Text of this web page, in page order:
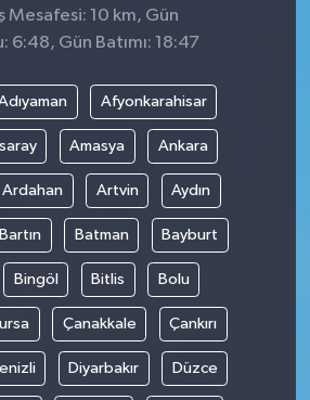
Mesafesi: 10 km, Gün
6:48, Gün Batımı: 18:47
Afyonkarahisar
Amasya Ankara
Ardahan Artvin Aydın
Bartın Batman Bayburt
Bingöl Bitlis Bolu
Çanakkale Çankırı
Diyarbakır Düzce